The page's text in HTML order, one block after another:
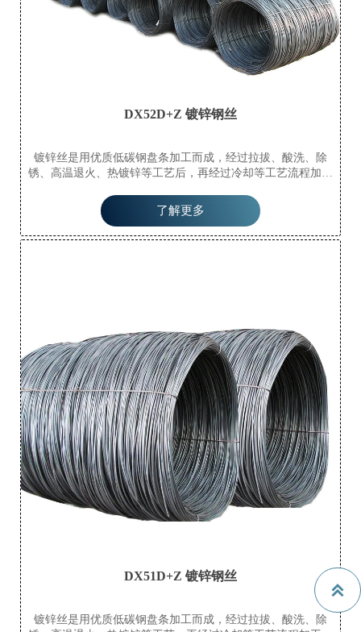
DX52D+Z 镀锌钢丝
镀锌丝是用优质低碳钢盘条加工而成，经过拉拔、酸洗、除
锈、高温退火、热镀锌等工艺后，再经过冷却等工艺流程加工
了解更多
DX51D+Z 镀锌钢丝
镀锌丝是用优质低碳钢盘条加工而成，经过拉拔、酸洗、除
